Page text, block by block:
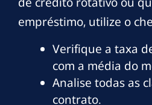
empréstimo, utilize o
Verifique a taxa
com a média do
Analise todas as
contrato.